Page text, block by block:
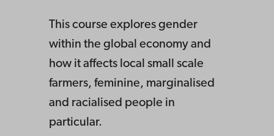
This course explores gender
within the global economy and
how it affects local small scale
farmers, feminine, marginalised
and racialised people in
particular.